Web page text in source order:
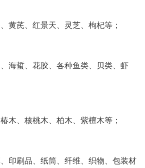
黄芪、红景天、灵芝、枸杞等；
海蜇、花胶、各种鱼类、贝类、虾
木、核桃木、柏木、紫檀木等；
印刷品、纸筒、纤维、织物、包装材